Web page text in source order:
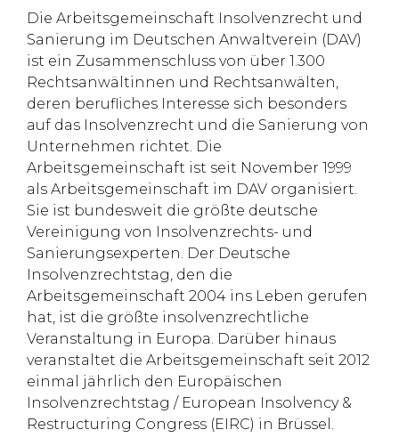
Die Arbeitsgemeinschaft Insolvenzrecht und
Sanierung im Deutschen Anwaltverein (DAV)
ist ein Zusammenschluss von über 1.300
Rechtsanwältinnen und Rechtsanwälten,
deren berufliches Interesse sich besonders
auf das Insolvenzrecht und die Sanierung von
Unternehmen richtet. Die
Arbeitsgemeinschaft ist seit November 1999
als Arbeitsgemeinschaft im DAV organisiert.
Sie ist bundesweit die größte deutsche
Vereinigung von Insolvenzrechts- und
Sanierungsexperten. Der Deutsche
Insolvenzrechtstag, den die
Arbeitsgemeinschaft 2004 ins Leben gerufen
hat, ist die größte insolvenzrechtliche
Veranstaltung in Europa. Darüber hinaus
veranstaltet die Arbeitsgemeinschaft seit 2012
einmal jährlich den Europäischen
Insolvenzrechtstag / European Insolvency &
Restructuring Congress (EIRC) in Brüssel.